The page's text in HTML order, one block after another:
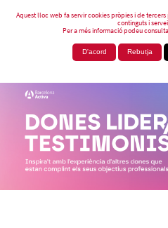
Aquest lloc web fa servir cookies pròpies i de
continguts i
Per a més informació podeu
D'acord Rebutja